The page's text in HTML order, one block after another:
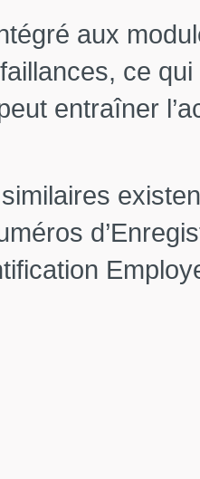
aux
ce
entraîner